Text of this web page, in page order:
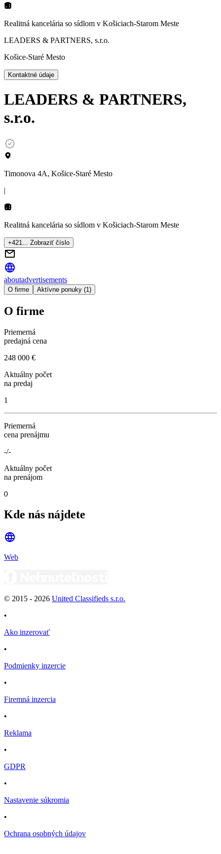
Realitná kancelária so sídlom v Košiciach-Starom Meste
LEADERS & PARTNERS, s.r.o.
Košice-Staré Mesto
Kontaktné údaje
LEADERS & PARTNERS,
s.r.o.
Timonova 4A, Košice-Staré Mesto
|
Realitná kancelária so sídlom v Košiciach-Starom Meste
+421... Zobraziť číslo
aboutadvertisements
O firme Aktívne ponuky (1)
O firme
Priemerná
predajná cena
248 000 €
Aktuálny počet
na predaj
1
Priemerná
cena prenájmu
-/-
Aktuálny počet
na prenájom
0
Kde nás nájdete
Web
© 2015 - 2026 United Classifieds s.r.o.
•
Ako inzerovať
•
Podmienky inzercie
•
Firemná inzercia
•
Reklama
•
GDPR
•
Nastavenie súkromia
•
Ochrana osobných údajov